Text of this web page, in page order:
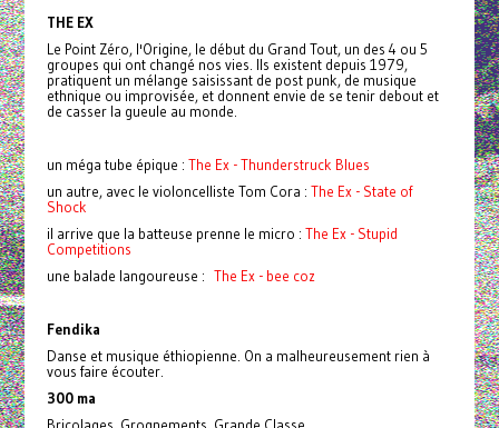
THE EX
Le Point Zéro, l'Origine, le début du Grand Tout, un des 4 ou 5
groupes qui ont changé nos vies. Ils existent depuis 1979,
pratiquent un mélange saisissant de post punk, de musique
ethnique ou improvisée, et donnent envie de se tenir debout et
de casser la gueule au monde.
un méga tube épique : The Ex - Thunderstruck Blues
un autre, avec le violoncelliste Tom Cora : The Ex - State of
Shock
il arrive que la batteuse prenne le micro : The Ex - Stupid
Competitions
une balade langoureuse : The Ex - bee coz
Fendika
Danse et musique éthiopienne. On a malheureusement rien à
vous faire écouter.
300 ma
Bricolages, Grognements, Grande Classe